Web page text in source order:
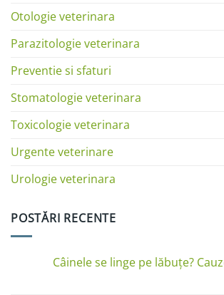
Otologie veterinara
Parazitologie veterinara
Preventie si sfaturi
Stomatologie veterinara
Toxicologie veterinara
Urgente veterinare
Urologie veterinara
POSTĂRI RECENTE
Câinele se linge pe lăbuțe?